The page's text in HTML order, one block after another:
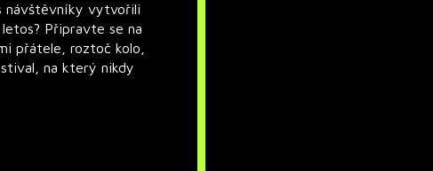
návštěvníky vytvořili
Připravte se na
přátele, roztoč kolo,
na který nikdy